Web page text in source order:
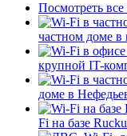
Посмотреть
частном доме в
крупной IT-
доме в
Fi на базе